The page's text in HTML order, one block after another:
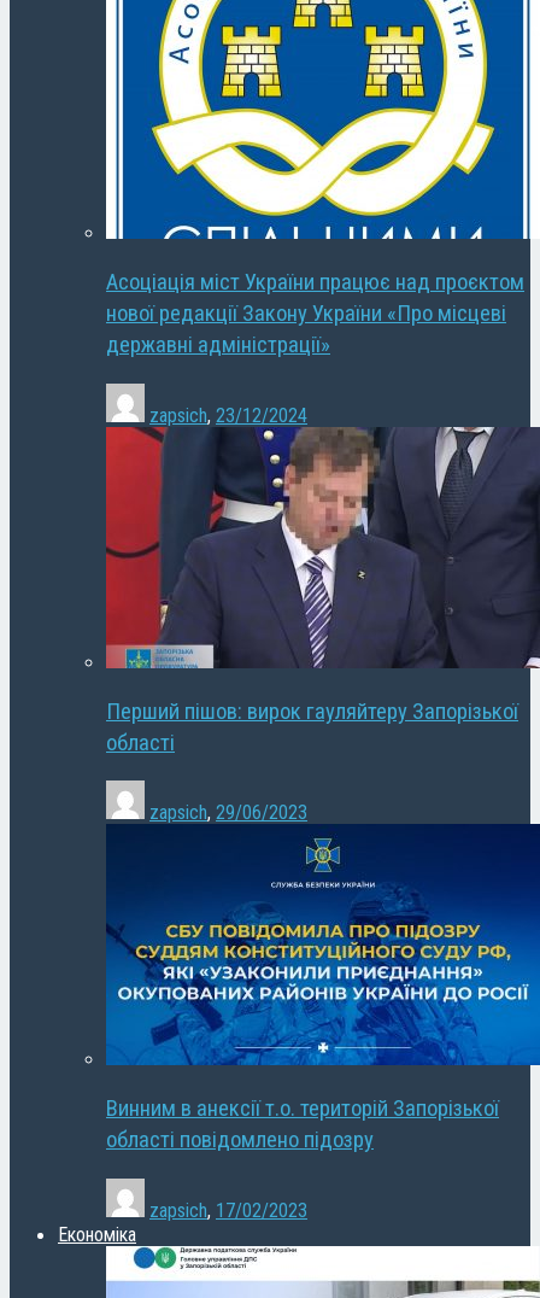
Асоціація міст України працює над проєктом
нової редакції Закону України «Про місцеві
державні адміністрації»
zapsich, 23/12/2024
Перший пішов: вирок гауляйтеру Запорізької
області
zapsich, 29/06/2023
Винним в анексії т.о. територій Запорізької
області повідомлено підозру
zapsich, 17/02/2023
Економіка